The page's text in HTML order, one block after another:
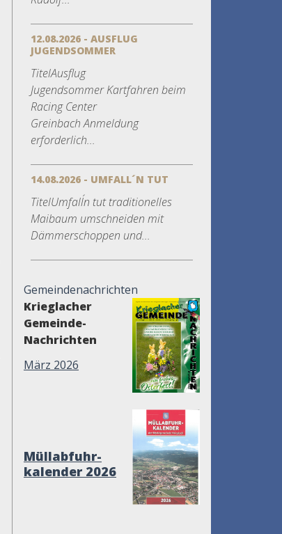
12.08.2026 - AUSFLUG
JUGENDSOMMER
TitelAusflug
Jugendsommer Kartfahren beim
Racing Center
Greinbach Anmeldung
erforderlich...
14.08.2026 - UMFALL´N TUT
TitelUmfall´n tut traditionelles
Maibaum umschneiden mit
Dämmerschoppen und...
Gemeindenachrichten
Krieglacher
Gemeinde-
Nachrichten
März 2026
Müllabfuhr-
kalender 2026